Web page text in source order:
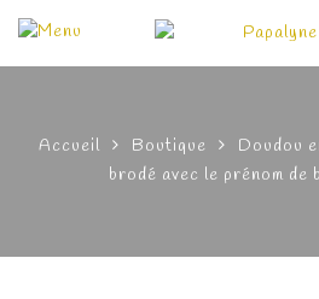
Accueil Boutique
Doudou
brodé avec le prénom de